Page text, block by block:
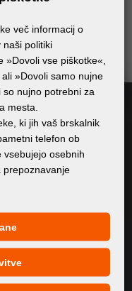
Naročite se
GDPR
več informacij o
naši politiki
»Dovoli vse piškotke«,
»Dovoli samo nujne
so nujno potrebni za
mesta.
ki jih vaš brskalnik
telefon ob
vsebujejo osebnih
prepoznavanje